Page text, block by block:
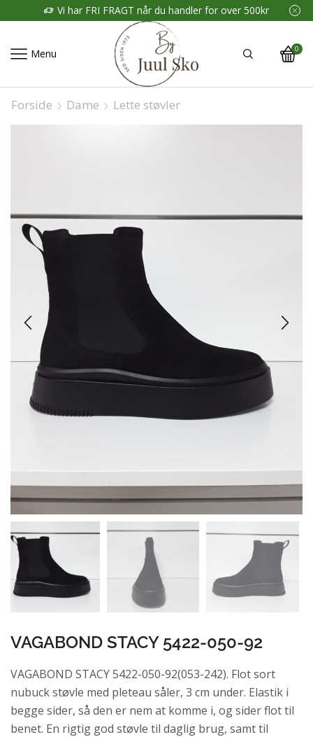
Vi har FRI FRAGT når du handler for over 500kr
Menu 0
Forside Dame Lette støvler
VAGABOND STACY 5422-050-92
VAGABOND STACY 5422-050-92(053-242). Flot sort
nubuck støvle med pleteau såler, 3 cm under. Elastik i
begge sider, så den er nem at komme i, og sider flot til
benet. En rigtig god støvle til daglig brug, samt til